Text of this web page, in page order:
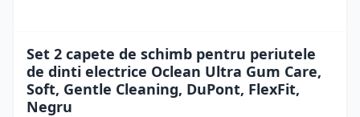
Set 2 capete de schimb pentru periutele
de dinti electrice Oclean Ultra Gum Care,
Soft, Gentle Cleaning, DuPont, FlexFit,
Negru